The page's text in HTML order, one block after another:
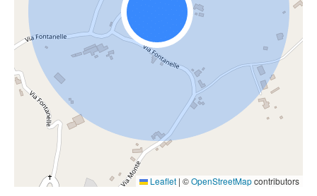
Leaflet | ©OpenStreetMapcontributors